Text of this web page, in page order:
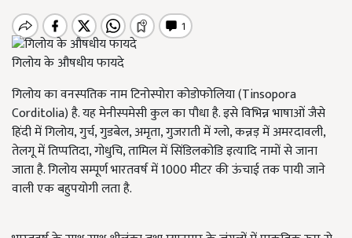
गिलोय के औषधीय फायदे
गिलोय का वनस्पतिक नाम टिनोस्पोरा कोडोफोलिया (Tinsopora
Corditolia) है. यह मेनीस्पमेसी कुल का पौधा है. इसे विभिन्न भाषाओं जैसे
हिंदी में गिलोय, गुर्च, गुडबेल, अमृता, गुजराती में ग्लो, कन्नड़ में अमरदावली,
तेलगू में तिप्पतिदा, गोधुचि, तामिल में सिंडिलकोडि इत्यादि नामों से जाना
जाता है. गिलोय सम्पूर्ण भारतवर्ष में 1000 मीटर की ऊंचाई तक पायी जाने
वाली एक बहुपयोगी लता है.